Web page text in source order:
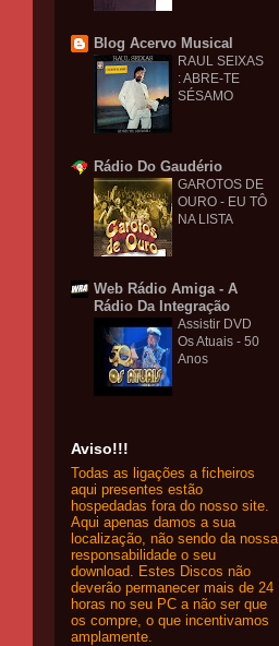
Blog Acervo Musical
RAUL SEIXAS
: ABRE-TE
SÉSAMO
Rádio Do Gaudério
GAROTOS DE
OURO - EU TÔ
NA LISTA
Web Rádio Amiga - A
Rádio Da Integração
Assistir DVD
Os Atuais - 50
Anos
Aviso!!!
Todas as ligações a ficheiros
aqui presentes estão
hospedadas fora do nosso site.
Aqui apenas damos a sua
localização, não sendo da nossa
responsabilidade o seu
download. Estes Discos não
deverão permanecer mais de 24
horas no seu PC a não ser que
os compre, o que incentivamos
amplamente.